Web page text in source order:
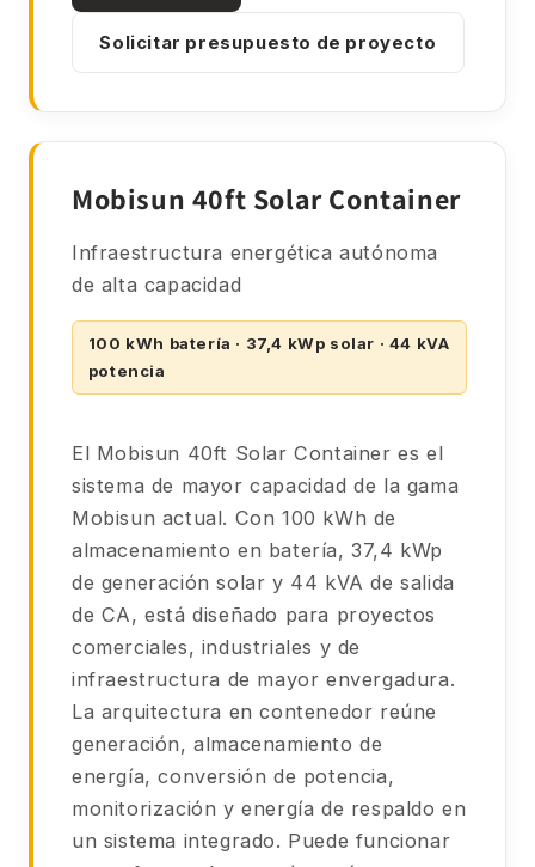
Solicitar presupuesto de proyecto
Mobisun 40ft Solar Container
Infraestructura energética autónoma
de alta capacidad
100 kWh batería · 37,4 kWp solar · 44 kVA
potencia
El Mobisun 40ft Solar Container es el
sistema de mayor capacidad de la gama
Mobisun actual. Con 100 kWh de
almacenamiento en batería, 37,4 kWp
de generación solar y 44 kVA de salida
de CA, está diseñado para proyectos
comerciales, industriales y de
infraestructura de mayor envergadura.
La arquitectura en contenedor reúne
generación, almacenamiento de
energía, conversión de potencia,
monitorización y energía de respaldo en
un sistema integrado. Puede funcionar